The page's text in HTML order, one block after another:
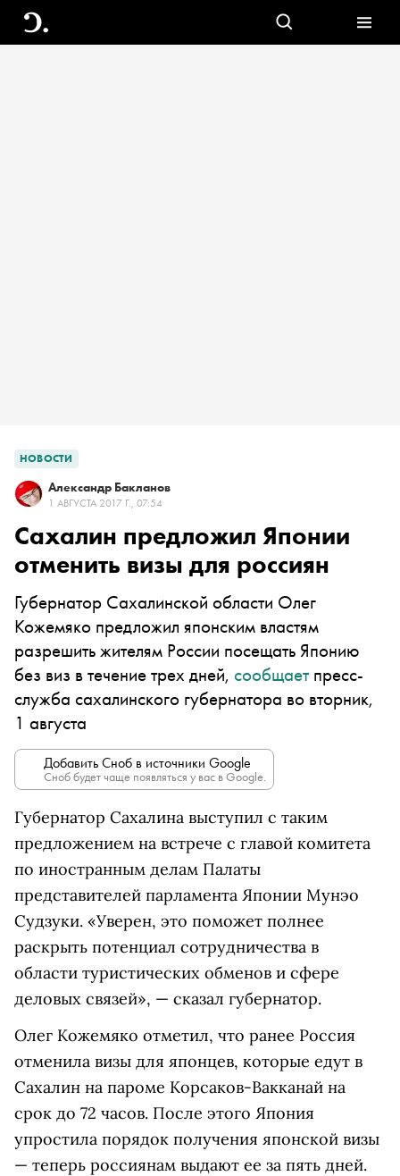
НОВОСТИ
Александр Бакланов
1 АВГУСТА 2017 Г., 07:54
Сахалин предложил Японии
отменить визы для россиян
Губернатор Сахалинской области Олег
Кожемяко предложил японским властям
разрешить жителям России посещать Японию
без виз в течение трех дней, сообщаетпресс-
служба сахалинского губернатора во вторник,
1 августа
Добавить Сноб в источники Google
Сноб будет чаще появляться у вас в Google.
Губернатор Сахалина выступил с таким
предложением на встрече с главой комитета
по иностранным делам Палаты
представителей парламента Японии Мунэо
Судзуки. «Уверен, это поможет полнее
раскрыть потенциал сотрудничества в
области туристических обменов и сфере
деловых связей», — сказал губернатор.
Олег Кожемяко отметил, что ранее Россия
отменила визы для японцев, которые едут в
Сахалин на пароме Корсаков-Вакканай на
срок до 72 часов. После этого Япония
упростила порядок получения японской визы
— теперь россиянам выдают ее за пять дней.